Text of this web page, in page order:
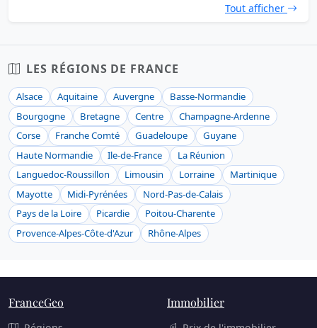
Tout afficher
LES RÉGIONS DE FRANCE
Alsace Aquitaine Auvergne
Basse-Normandie
Bourgogne
Bretagne Centre
Champagne-Ardenne
Corse
Franche Comté Guadeloupe
Guyane
Haute Normandie
Ile-de-France
La Réunion
Languedoc-Roussillon
Limousin Lorraine
Martinique
Mayotte
Midi-Pyrénées
Nord-Pas-de-Calais
Pays de la Loire
Picardie
Poitou-Charente
Provence-Alpes-Côte-d'Azur
Rhône-Alpes
FranceGeo Immobilier